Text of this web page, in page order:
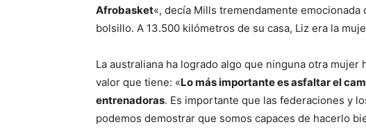
Afrobasket«, decía Mills tremendamente
bolsillo. A 13.500 kilómetros de su casa, Liz era la
La australiana ha logrado algo que ninguna otra mujer
valor que tiene: «Lo más importante es asfaltar el
entrenadoras. Es importante que las federaciones y
podemos demostrar que somos capaces de hacerlo